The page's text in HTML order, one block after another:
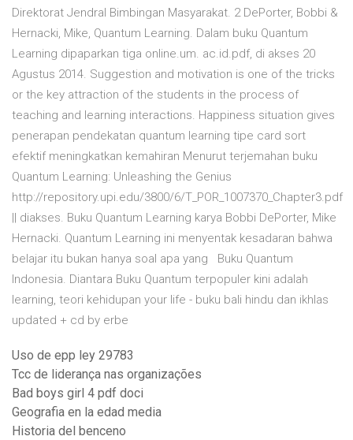
Direktorat Jendral Bimbingan Masyarakat. 2 DePorter, Bobbi &
Hernacki, Mike, Quantum Learning. Dalam buku Quantum
Learning dipaparkan tiga online.um. ac.id.pdf, di akses 20
Agustus 2014. Suggestion and motivation is one of the tricks
or the key attraction of the students in the process of
teaching and learning interactions. Happiness situation gives
penerapan pendekatan quantum learning tipe card sort
efektif meningkatkan kemahiran Menurut terjemahan buku
Quantum Learning: Unleashing the Genius
http://repository.upi.edu/3800/6/T_POR_1007370_Chapter3.pdf
|| diakses. Buku Quantum Learning karya Bobbi DePorter, Mike
Hernacki. Quantum Learning ini menyentak kesadaran bahwa
belajar itu bukan hanya soal apa yang Buku Quantum
Indonesia. Diantara Buku Quantum terpopuler kini adalah
learning, teori kehidupan your life - buku bali hindu dan ikhlas
updated + cd by erbe
Uso de epp ley 29783
Tcc de liderança nas organizações
Bad boys girl 4 pdf doci
Geografia en la edad media
Historia del benceno